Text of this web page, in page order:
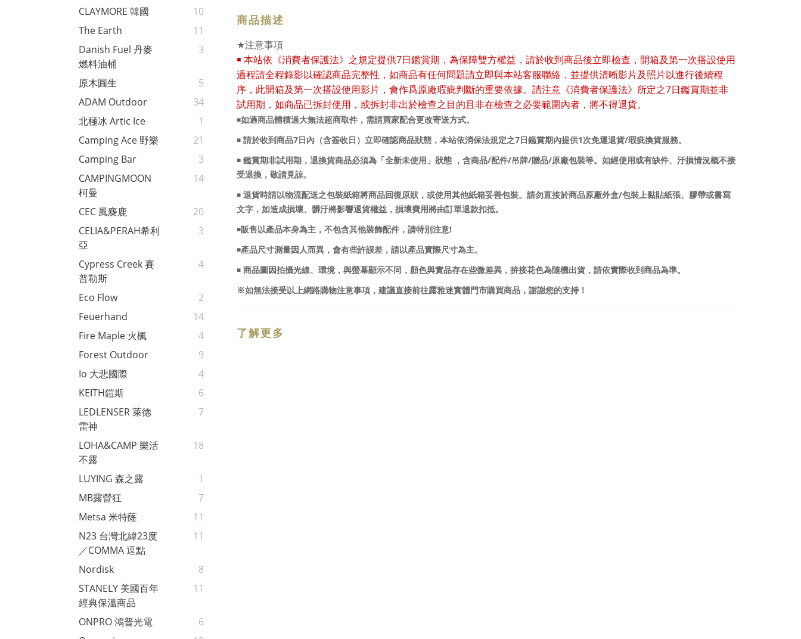
CLAYMORE 韓國
10
The Earth
11
Danish Fuel 丹麥
燃料油桶
3
原木圓生
5
ADAM Outdoor
34
北極冰 Artic Ice
1
Camping Ace 野樂
21
Camping Bar
3
CAMPINGMOON
柯曼
14
CEC 風麋鹿
20
CELIA&PERAH希利
亞
3
Cypress Creek 賽
普勒斯
4
Eco Flow
2
Feuerhand
14
Fire Maple 火楓
4
Forest Outdoor
9
Io 大悲國際
4
KEITH鎧斯
6
LEDLENSER 萊德
雷神
7
LOHA&CAMP 樂活
不露
18
LUYING 森之露
1
MB露營狂
7
Metsa 米特蕯
11
N23 台灣北緯23度
／COMMA 逗點
11
Nordisk
8
STANELY 美國百年
經典保溫商品
11
ONPRO 鴻普光電
6
商品描述
★注意事項
￭ 本站依《消費者保護法》之規定提供7日鑑賞期，為保障雙方權益，請於收到商品後立即檢查，開箱及第一次搭設使用
過程請全程錄影以確認商品完整性，如商品有任何問題請立即與本站客服聯絡，並提供清晰影片及照片以進行後續程
序，此開箱及第一次搭設使用影片，會作爲原廠瑕疵判斷的重要依據。請注意《消費者保護法》所定之7日鑑賞期並非
試用期，如商品已拆封使用，或拆封非出於檢查之目的且非在檢查之必要範圍內者，將不得退貨。
￭如遇商品體積過大無法超商取件，需請買家配合更改寄送方式。
￭ 請於收到商品7 日內（含簽收日）立即確認商品狀態，本站依消保法規定之7 日鑑賞期內提供1次免運退貨/瑕疵換貨服務。
￭ 鑑賞期非試用期，退換貨商品必須為「全新未使用」狀態 ，含商品/配件/吊牌/贈品/原廠包裝等。如經使用或有缺件、汙損情況概不接
受退換，敬請見諒。
￭ 退貨時請以物流配送之包裝紙箱將商品回復原狀，或使用其他紙箱妥善包裝。請勿直接於商品原廠外盒/包裝上黏貼紙張、膠帶或書寫
文字，如造成損壞、髒汙將影響退貨權益，損壞費用將由訂單退款扣抵。
￭販售以產品本身為主，不包含其他裝飾配件，請特別注意!
￭產品尺寸測量因人而異，會有些許誤差，請以產品實際尺寸為主。
￭ 商品圖因拍攝光線、環境，與螢幕顯示不同，顏色與實品存在些微差異，拚接花色為隨機出貨，請依實際收到商品為準。
※如無法接受以上網路購物注意事項，建議直接前往露雅迷實體門市購買商品，謝謝您的支持！
了解更多